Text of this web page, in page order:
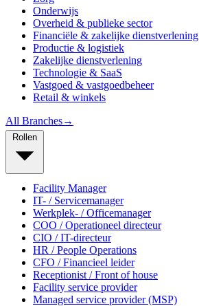
Onderwijs
Overheid & publieke sector
Financiële & zakelijke dienstverlening
Productie & logistiek
Zakelijke dienstverlening
Technologie & SaaS
Vastgoed & vastgoedbeheer
Retail & winkels
All Branches→
Facility Manager
IT- / Servicemanager
Werkplek- / Officemanager
COO / Operationeel directeur
CIO / IT-directeur
HR / People Operations
CFO / Financieel leider
Receptionist / Front of house
Facility service provider
Managed service provider (MSP)